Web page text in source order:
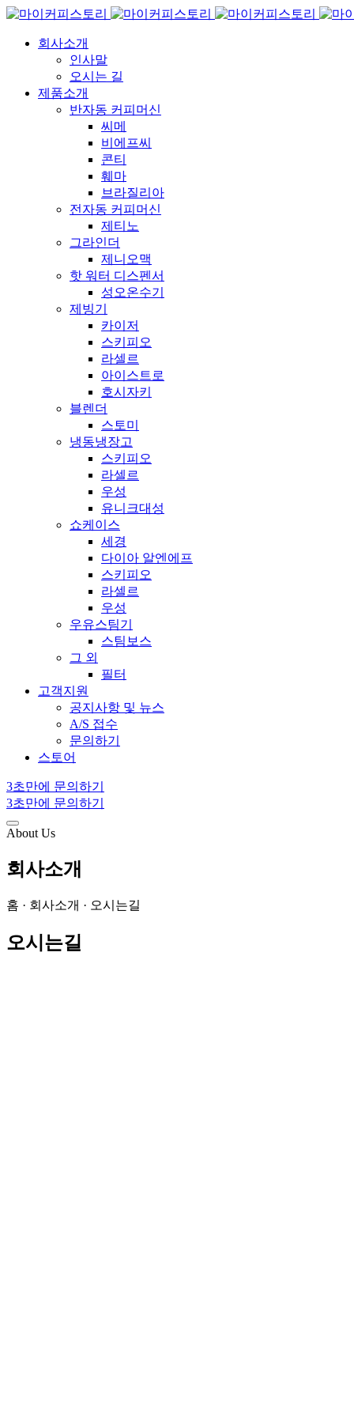
회사소개
인사말
오시는 길
제품소개
반자동 커피머신
씨메
비에프씨
콘티
훼마
브라질리아
전자동 커피머신
제티노
그라인더
제니오맥
핫 워터 디스펜서
성오온수기
제빙기
카이저
스키피오
라셀르
아이스트로
호시자키
블렌더
스토미
냉동냉장고
스키피오
라셀르
우성
유니크대성
쇼케이스
세경
다이아 알엔에프
스키피오
라셀르
우성
우유스팀기
스팀보스
그 외
필터
고객지원
공지사항 및 뉴스
A/S 접수
문의하기
스토어
3초만에 문의하기
3초만에 문의하기
About Us
회사소개
홈 · 회사소개 · 오시는길
오시는길